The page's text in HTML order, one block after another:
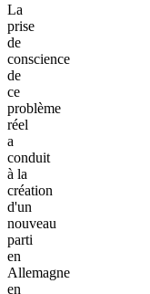
La
prise
de
conscience
de
ce
problème
réel
a
conduit
à la
création
d'un
nouveau
parti
en
Allemagne
en